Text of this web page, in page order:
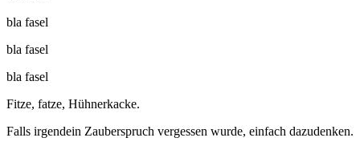
bla fasel
bla fasel
bla fasel
Fitze, fatze, Hühnerkacke.
Falls irgendein Zauberspruch vergessen wurde, einfach dazudenken.